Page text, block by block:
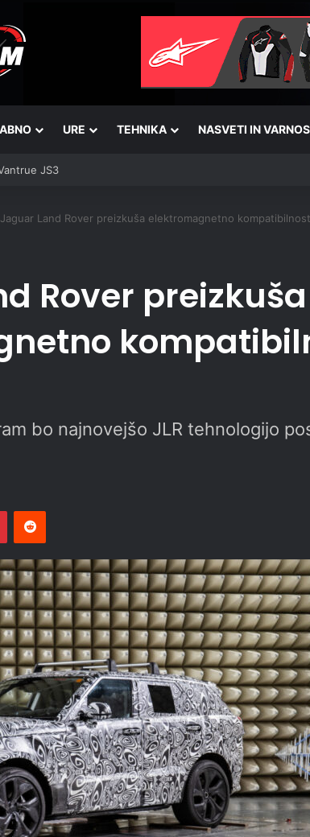
URE TEHNIKA NASVETI IN
JS3
Jaguar Land Rover preizkuša elektromagnetno
Rover preizkuša
bo najnovejšo JLR tehnologijo
PinterestReddit